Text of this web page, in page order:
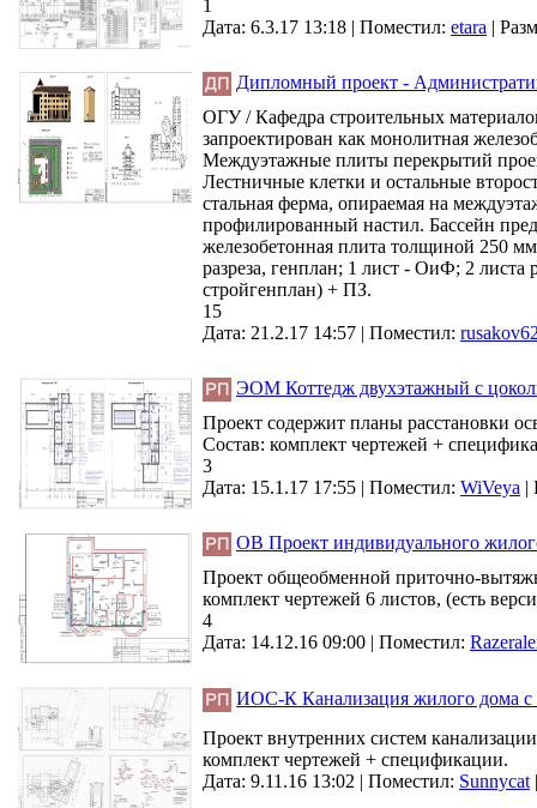
1
Дата: 6.3.17 13:18 | Поместил: etara |
Дипломный проект -
ОГУ / Кафедра строительных
запроектирован как монолитная
Междуэтажные плиты перекрытий
Лестничные клетки и остальные
стальная ферма, опираемая на
профилированный настил. Бассейн
железобетонная плита толщиной 250
разреза, генплан; 1 лист - ОиФ; 2 листа
стройгенплан) + ПЗ.
15
Дата: 21.2.17 14:57 | Поместил:
ЭОМ Коттедж двухэтажный с
Проект содержит планы расстановки
Состав: комплект чертежей +
3
Дата: 15.1.17 17:55 | Поместил: WiVeya |
ОВ Проект индивидуального
Проект общеобменной приточно-
комплект чертежей 6 листов, (есть
4
Дата: 14.12.16 09:00 | Поместил:
ИОС-К Канализация жилого дома с
Проект внутренних систем
комплект чертежей + спецификации.
Дата: 9.11.16 13:02 | Поместил: Sunnycat